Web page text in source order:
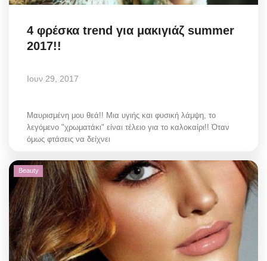
4 φρέσκα trend για μακιγιάζ summer
2017!!
Ιουν 29, 2017
Μαυρισμένη μου θεά!! Μια υγιής και φυσική λάμψη, το
λεγόμενο "χρωματάκι" είναι τέλειο για το καλοκαίρι!! Όταν
όμως φτάσεις να δείχνει
Beauty